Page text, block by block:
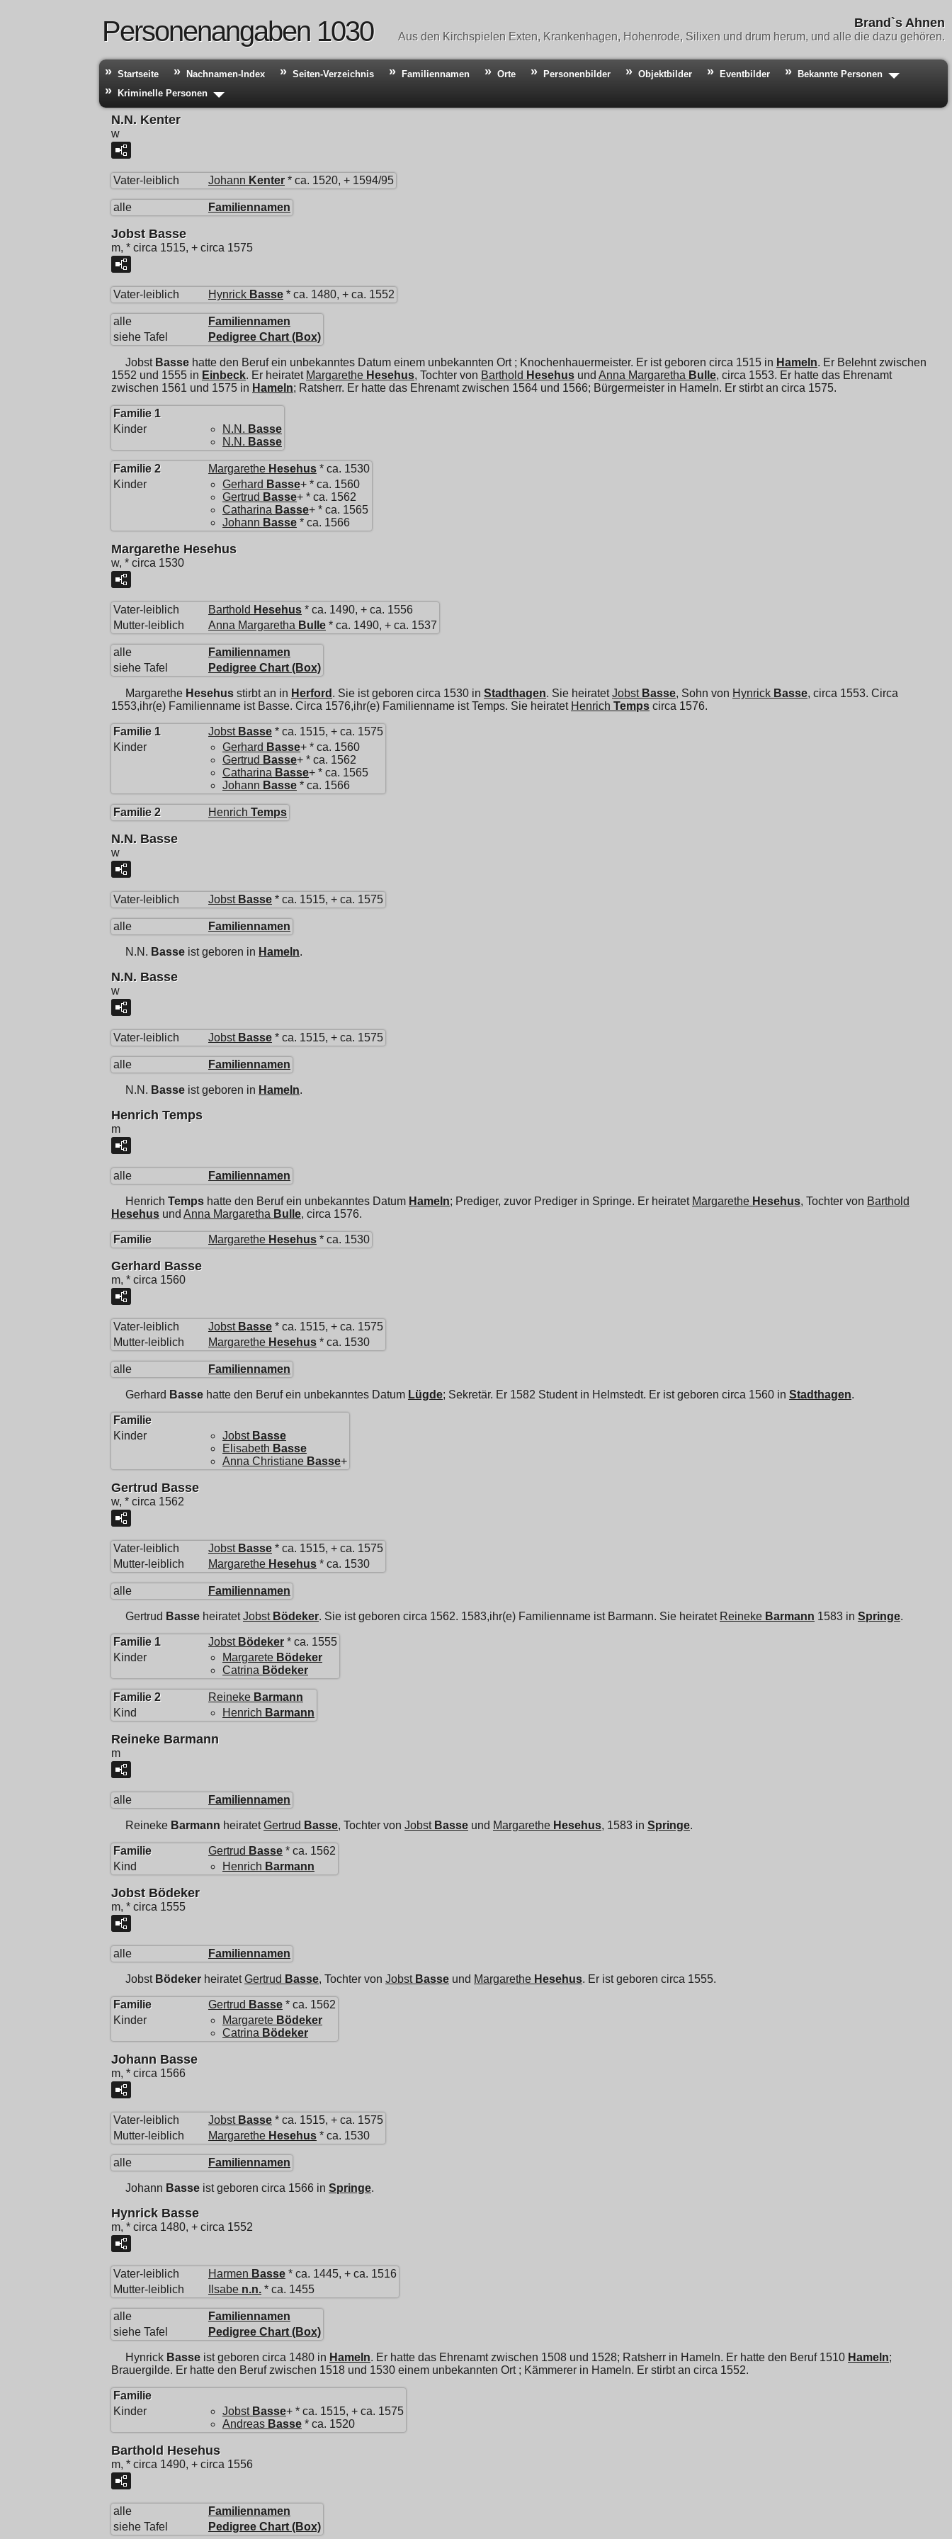
Brand`s Ahnen
Aus den Kirchspielen Exten, Krankenhagen, Hohenrode, Silixen und drum herum, und alle die dazu gehören.
Personenangaben 1030
Startseite Nachnamen-Index Seiten-Verzeichnis Familiennamen Orte Personenbilder Objektbilder Eventbilder
Bekannte Personen
Kriminelle Personen
N.N. Kenter
w
Vater-leiblich Johann Kenter * ca. 1520, + 1594/95
alle Familiennamen
Jobst Basse
m, * circa 1515, + circa 1575
Vater-leiblich Hynrick Basse * ca. 1480, + ca. 1552
alle
Familiennamen
siehe Tafel
Pedigree Chart (Box)
Jobst Basse hatte den Beruf ein unbekanntes Datum einem unbekannten Ort ; Knochenhauermeister. Er ist geboren circa 1515 in Hameln. Er Belehnt zwischen
1552 und 1555 in Einbeck. Er heiratet Margarethe Hesehus, Tochter von Barthold Hesehus und Anna Margaretha Bulle, circa 1553. Er hatte das Ehrenamt
zwischen 1561 und 1575 in Hameln; Ratsherr. Er hatte das Ehrenamt zwischen 1564 und 1566; Bürgermeister in Hameln. Er stirbt an circa 1575.
Familie 1
Kinder
N.N. Basse
N.N. Basse
Familie 2 Margarethe Hesehus * ca. 1530
Kinder
Gerhard Basse+ * ca. 1560
Gertrud Basse+ * ca. 1562
Catharina Basse+ * ca. 1565
Johann Basse * ca. 1566
Margarethe Hesehus
w, * circa 1530
Vater-leiblich Barthold Hesehus * ca. 1490, + ca. 1556
Mutter-leiblich
Anna Margaretha Bulle * ca. 1490, + ca. 1537
alle
Familiennamen
siehe Tafel
Pedigree Chart (Box)
Margarethe Hesehus stirbt an in Herford . Sie ist geboren circa 1530 in Stadthagen. Sie heiratetJobst Basse, Sohn von Hynrick Basse, circa 1553. Circa
1553,ihr(e) Familienname ist Basse. Circa 1576,ihr(e) Familienname ist Temps. Sie heiratet Henrich Temps circa 1576.
Familie 1 Jobst Basse * ca. 1515, + ca. 1575
Kinder
Gerhard Basse+ * ca. 1560
Gertrud Basse+ * ca. 1562
Catharina Basse+ * ca. 1565
Johann Basse * ca. 1566
Familie 2 Henrich Temps
N.N. Basse
w
Vater-leiblich Jobst Basse * ca. 1515, + ca. 1575
alle Familiennamen
N.N. Basse ist geboren in Hameln.
N.N. Basse
w
Vater-leiblich Jobst Basse * ca. 1515, + ca. 1575
alle Familiennamen
N.N. Basse ist geboren in Hameln.
Henrich Temps
m
alle Familiennamen
Henrich Temps hatte den Beruf ein unbekanntes Datum Hameln; Prediger, zuvor Prediger in Springe. Er heiratet Margarethe Hesehus, Tochter von Barthold
Hesehus und Anna Margaretha Bulle, circa 1576.
Familie Margarethe Hesehus * ca. 1530
Gerhard Basse
m, * circa 1560
Vater-leiblich Jobst Basse * ca. 1515, + ca. 1575
Mutter-leiblich
Margarethe Hesehus * ca. 1530
alle Familiennamen
Gerhard Basse hatte den Beruf ein unbekanntes Datum Lügde; Sekretär. Er 1582 Student in Helmstedt. Er ist geboren circa 1560 in Stadthagen.
Familie
Kinder
Jobst Basse
Elisabeth Basse
Anna Christiane Basse+
Gertrud Basse
w, * circa 1562
Vater-leiblich Jobst Basse * ca. 1515, + ca. 1575
Mutter-leiblich
Margarethe Hesehus * ca. 1530
alle Familiennamen
Gertrud Basse heiratetJobst Bödeker. Sie ist geboren circa 1562. 1583,ihr(e) Familienname ist Barmann. Sie heiratet Reineke Barmann 1583 in Springe.
Familie 1 Jobst Bödeker * ca. 1555
Kinder
Margarete Bödeker
Catrina Bödeker
Familie 2 Reineke Barmann
Kind
Henrich Barmann
Reineke Barmann
m
alle Familiennamen
Reineke Barmann heiratetGertrud Basse, Tochter von Jobst Basse und Margarethe Hesehus, 1583 in Springe.
Familie Gertrud Basse * ca. 1562
Kind
Henrich Barmann
Jobst Bödeker
m, * circa 1555
alle Familiennamen
Jobst Bödeker heiratetGertrud Basse, Tochter von Jobst Basse und Margarethe Hesehus. Er ist geboren circa 1555.
Familie Gertrud Basse * ca. 1562
Kinder
Margarete Bödeker
Catrina Bödeker
Johann Basse
m, * circa 1566
Vater-leiblich Jobst Basse * ca. 1515, + ca. 1575
Mutter-leiblich
Margarethe Hesehus * ca. 1530
alle Familiennamen
Johann Basse ist geboren circa 1566 in Springe.
Hynrick Basse
m, * circa 1480, + circa 1552
Vater-leiblich Harmen Basse * ca. 1445, + ca. 1516
Mutter-leiblich
Ilsabe n.n. * ca. 1455
alle
Familiennamen
siehe Tafel
Pedigree Chart (Box)
Hynrick Basse ist geboren circa 1480 in Hameln. Er hatte das Ehrenamt zwischen 1508 und 1528; Ratsherr in Hameln. Er hatte den Beruf 1510 Hameln;
Brauergilde. Er hatte den Beruf zwischen 1518 und 1530 einem unbekannten Ort ; Kämmerer in Hameln. Er stirbt an circa 1552.
Familie
Kinder
Jobst Basse+ * ca. 1515, + ca. 1575
Andreas Basse * ca. 1520
Barthold Hesehus
m, * circa 1490, + circa 1556
alle
Familiennamen
siehe Tafel
Pedigree Chart (Box)